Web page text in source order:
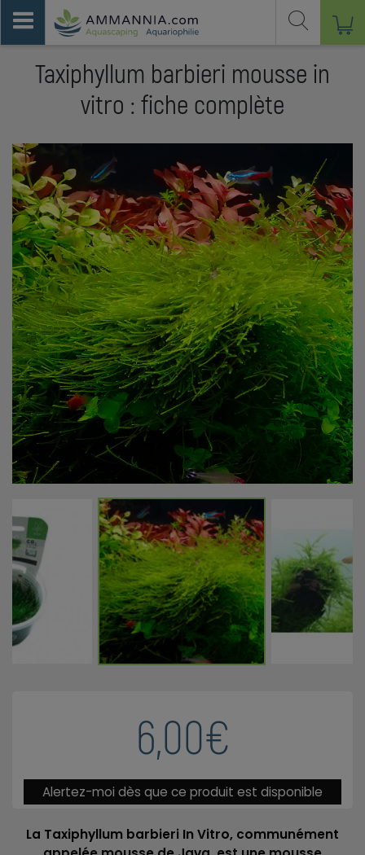
6,00€
Alertez-moi dès que ce produit est disponible
La Taxiphyllum barbieri In Vitro, communément
Taxiphyllum barbieri mousse in
vitro : fiche complète